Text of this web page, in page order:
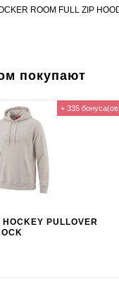
ROOM FULL ZIP
покупают
+ 335
PULLOVER